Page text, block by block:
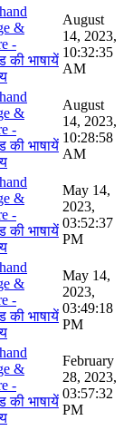
&
-
की भाषायें
August
14, 2023,
10:32:35
AM
&
-
की भाषायें
August
14, 2023,
10:28:58
AM
&
-
की भाषायें
May 14,
2023,
03:52:37
PM
&
-
की भाषायें
May 14,
2023,
03:49:18
PM
&
-
की भाषायें
February
28, 2023,
03:57:32
PM